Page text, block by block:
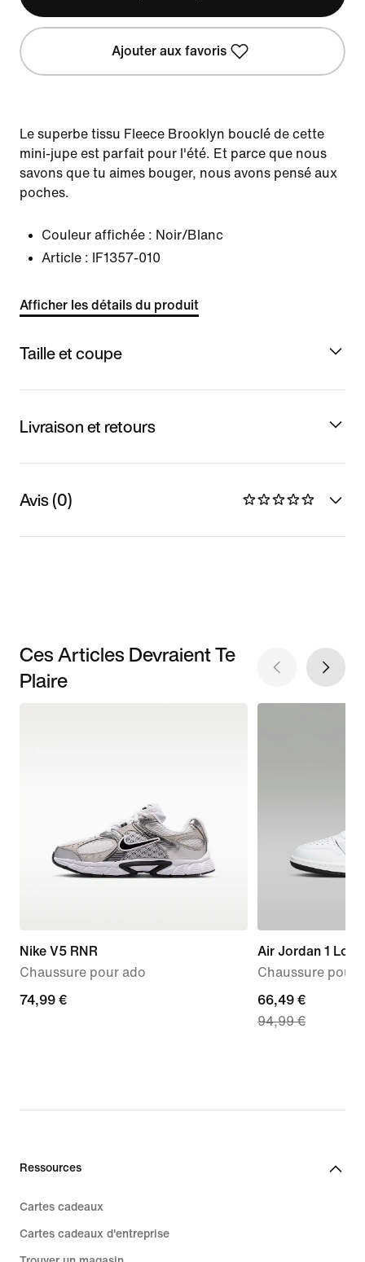
Ajouter aux favoris
Le superbe tissu Fleece Brooklyn bouclé de cette
mini-jupe est parfait pour l'été. Et parce que nous
savons que tu aimes bouger, nous avons pensé aux
poches.
Couleur affichée : Noir/Blanc
Article :
IF1357-010
Afficher les détails du produit
Taille et coupe
Livraison et retours
Avis (0)
Ces Articles Devraient Te
Plaire
Nike V5 RNR
Chaussure pour ado
74,99 €
74,99 €
Air Jordan 1 Low
Chaussure pour
current
price
94,99 €
66,49 €
94,99 €
Ressources
Cartes cadeaux
Cartes cadeaux d'entreprise